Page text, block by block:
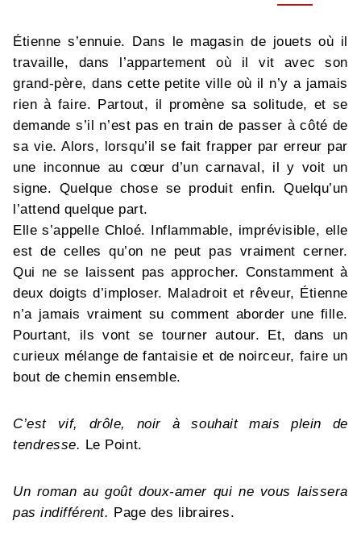
Étienne s’ennuie. Dans le magasin de jouets où il
travaille, dans l’appartement où il vit avec son
grand-père, dans cette petite ville où il n’y a jamais
rien à faire. Partout, il promène sa solitude, et se
demande s’il n’est pas en train de passer à côté de
sa vie. Alors, lorsqu’il se fait frapper par erreur par
une inconnue au cœur d’un carnaval, il y voit un
signe. Quelque chose se produit enfin. Quelqu’un
l’attend quelque part.
Elle s’appelle Chloé. Inflammable, imprévisible, elle
est de celles qu’on ne peut pas vraiment cerner.
Qui ne se laissent pas approcher. Constamment à
deux doigts d’imploser. Maladroit et rêveur, Étienne
n’a jamais vraiment su comment aborder une fille.
Pourtant, ils vont se tourner autour. Et, dans un
curieux mélange de fantaisie et de noirceur, faire un
bout de chemin ensemble.
C’est vif, drôle, noir à souhait mais plein de
tendresse. Le Point.
Un roman au goût doux-amer qui ne vous laissera
pas indifférent. Page des libraires.